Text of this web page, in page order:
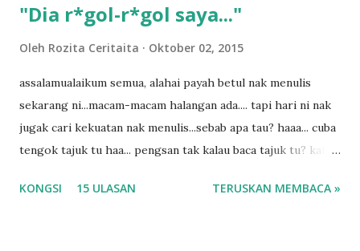
"Dia r*gol-r*gol saya..."
Oleh Rozita Ceritaita Oktober 02, 2015
assalamualaikum semua, alahai payah betul nak menulis
sekarang ni...macam-macam halangan ada.... tapi hari ni nak
jugak cari kekuatan nak menulis...sebab apa tau? haaa... cuba
tengok tajuk tu haa... pengsan tak kalau baca tajuk tu? kalau
tau? yang sebut tu anak aku....diulangi ANAK AKU ....adoiiii
KONGSI 15 ULASAN TERUSKAN MEMBACA »